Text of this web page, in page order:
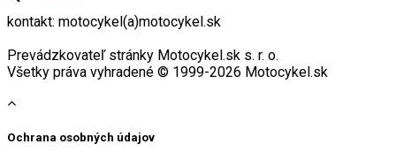
kontakt: motocykel(a)motocykel.sk
Prevádzkovateľ stránky Motocykel.sk s. r. o.
Všetky práva vyhradené © 1999-2026 Motocykel.sk
Ochrana osobných údajov